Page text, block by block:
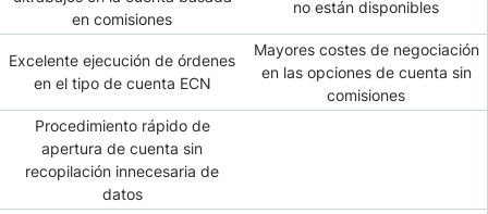
en comisiones
no están disponibles
Excelente ejecución de órdenes
en el tipo de cuenta ECN
Mayores costes de negociación
en las opciones de cuenta sin
comisiones
Procedimiento rápido de
apertura de cuenta sin
recopilación innecesaria de
datos